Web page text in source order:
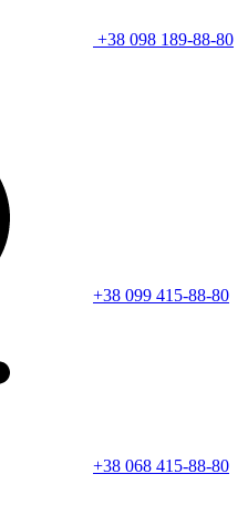
+38 098 189-88-80
+38 099 415-88-80
+38 068 415-88-80